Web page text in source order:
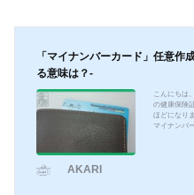
「マイナンバーカード」任意
る意味は？-
こんにちは
の健康保険
ほどになり
マイナンバ
AKARI